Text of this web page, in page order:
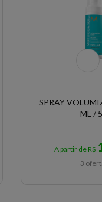
SPRAY
ML /
A partir de R$
3